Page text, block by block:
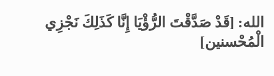
الله: ]قَدْ صَدَّقْتَ الرُّؤْيَا إِنَّا كَذَلِكَ نَجْزِي
الْمُحْسنين[